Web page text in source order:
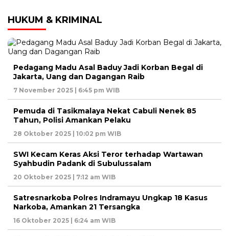
HUKUM & KRIMINAL
Pedagang Madu Asal Baduy Jadi Korban Begal di
Jakarta, Uang dan Dagangan Raib
7 November 2025 | 6:45 pm WIB
Pemuda di Tasikmalaya Nekat Cabuli Nenek 85
Tahun, Polisi Amankan Pelaku
28 Oktober 2025 | 10:02 pm WIB
SWI Kecam Keras Aksi Teror terhadap Wartawan
Syahbudin Padank di Subulussalam
20 Oktober 2025 | 7:12 am WIB
Satresnarkoba Polres Indramayu Ungkap 18 Kasus
Narkoba, Amankan 21 Tersangka
16 Oktober 2025 | 6:24 am WIB